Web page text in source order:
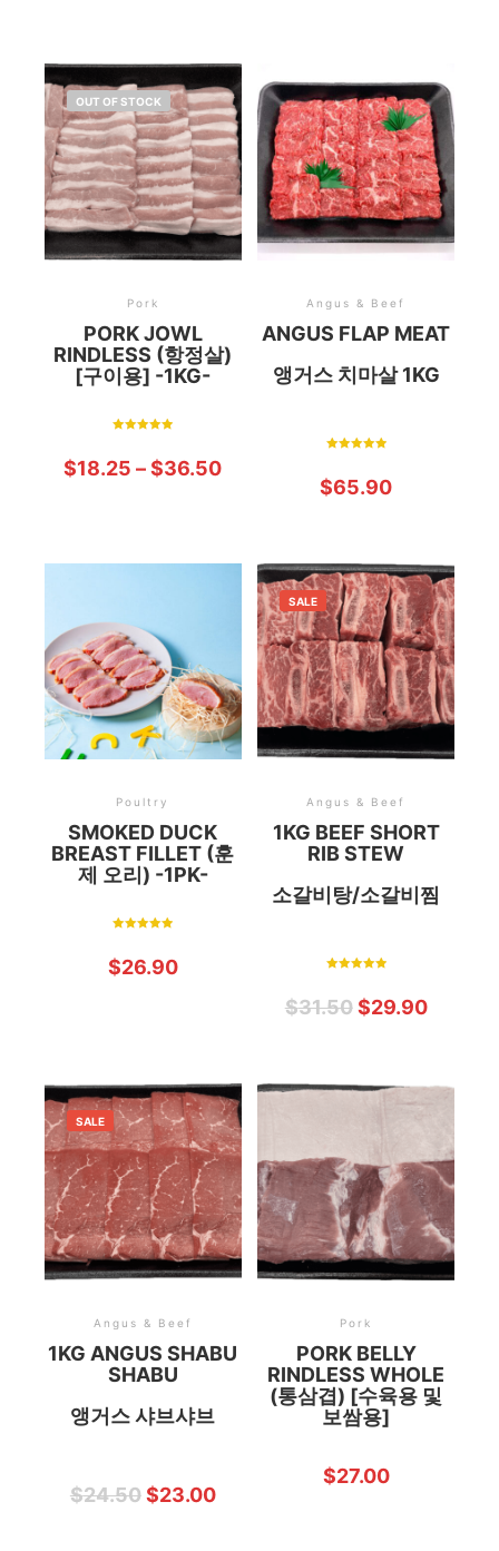
OUT OF STOCK
Pork
PORK JOWL
RINDLESS (항정살)
[구이용] -1KG-
out of 5
$18.25 –$36.50
Angus & Beef
ANGUS FLAP MEAT
앵거스 치마살 1KG
out of 5
$65.90
Poultry
SMOKED DUCK
BREAST FILLET (훈
제 오리) -1PK-
out of 5
$26.90
SALE
Angus & Beef
1KG BEEF SHORT
RIB STEW
소갈비탕/소갈비찜
out of 5
$31.50 $29.90
SALE
Angus & Beef
1KG ANGUS SHABU
SHABU
앵거스 샤브샤브
$24.50$23.00
Pork
PORK BELLY
RINDLESS WHOLE
(통삼겹) [수육용 및
보쌈용]
$27.00